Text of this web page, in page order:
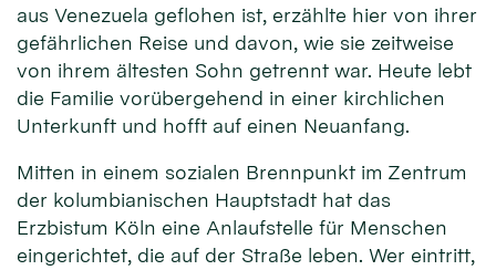
aus Venezuela geflohen ist, erzählte hier von ihrer
gefährlichen Reise und davon, wie sie zeitweise
von ihrem ältesten Sohn getrennt war. Heute lebt
die Familie vorübergehend in einer kirchlichen
Unterkunft und hofft auf einen Neuanfang.
Mitten in einem sozialen Brennpunkt im Zentrum
der kolumbianischen Hauptstadt hat das
Erzbistum Köln eine Anlaufstelle für Menschen
eingerichtet, die auf der Straße leben. Wer eintritt,